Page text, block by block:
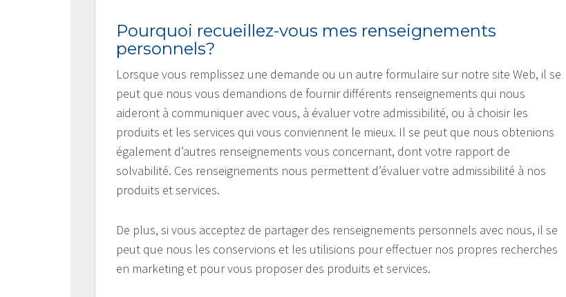
Pourquoi recueillez-vous mes renseignements
personnels?
Lorsque vous remplissez une demande ou un autre formulaire sur notre site Web, il se
peut que nous vous demandions de fournir différents renseignements qui nous
aideront à communiquer avec vous, à évaluer votre admissibilité, ou à choisir les
produits et les services qui vous conviennent le mieux. Il se peut que nous obtenions
également d’autres renseignements vous concernant, dont votre rapport de
solvabilité. Ces renseignements nous permettent d’évaluer votre admissibilité à nos
produits et services.
De plus, si vous acceptez de partager des renseignements personnels avec nous, il se
peut que nous les conservions et les utilisions pour effectuer nos propres recherches
en marketing et pour vous proposer des produits et services.